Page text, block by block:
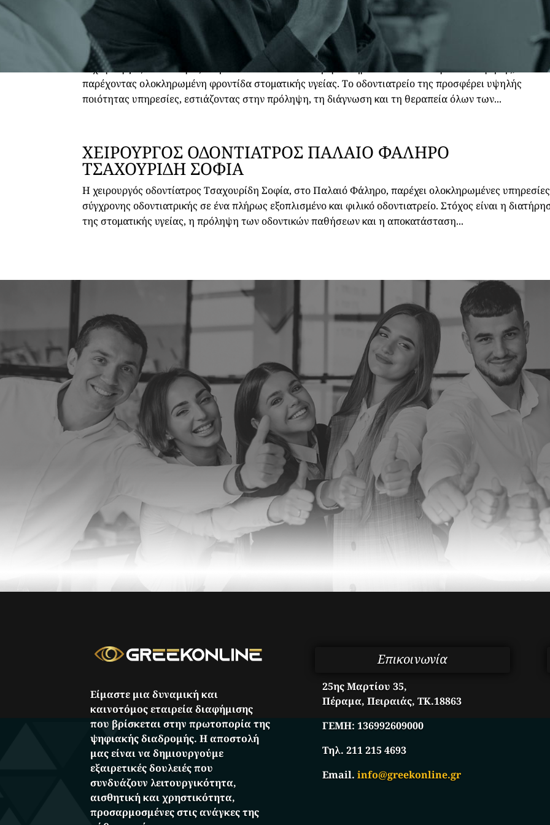
ΧΕΙΡΟΥΡΓΟΣ ΟΔΟΝΤΙΑΤΡΟΣ
ΗΡΑΚΛΕΙΟ ΚΡΗΤΗΣ
ΔΙΑΜΑΝΤΟΠΟΥΛΟΥ ΒΑΣΙΛΙΚΗ
Η χειρουργός οδοντίατρος Διαμαντοπούλου Βασιλική δραστηριοποιείται στο Ηράκλειο Κρήτης,
παρέχοντας ολοκληρωμένη φροντίδα στοματικής υγείας. Το οδοντιατρείο της προσφέρει υψηλής
ποιότητας υπηρεσίες, εστιάζοντας στην πρόληψη, τη διάγνωση και τη θεραπεία όλων των...
ΧΕΙΡΟΥΡΓΟΣ ΟΔΟΝΤΙΑΤΡΟΣ ΠΑΛΑΙΟ ΦΑΛΗΡΟ
ΤΣΑΧΟΥΡΙΔΗ ΣΟΦΙΑ
Η χειρουργός οδοντίατρος Τσαχουρίδη Σοφία, στο Παλαιό Φάληρο, παρέχει ολοκληρωμένες υπηρεσίες
σύγχρονης οδοντιατρικής σε ένα πλήρως εξοπλισμένο και φιλικό οδοντιατρείο. Στόχος είναι η
της στοματικής υγείας, η πρόληψη των οδοντικών παθήσεων και η αποκατάσταση...
Είμαστε μια δυναμική και
καινοτόμος εταιρεία διαφήμισης
που βρίσκεται στην πρωτοπορία της
ψηφιακής διαδρομής. Η αποστολή
μας είναι να δημιουργούμε
εξαιρετικές δουλειές που
συνδυάζουν λειτουργικότητα,
αισθητική και χρηστικότητα,
προσαρμοσμένες στις ανάγκες της
Επικοινωνία
25ης Μαρτίου 35,
Πέραμα, Πειραιάς, ΤΚ.18863
ΓΕΜΗ:136992609000
Τηλ. 211 215 4693
Email.info@greekonline.gr